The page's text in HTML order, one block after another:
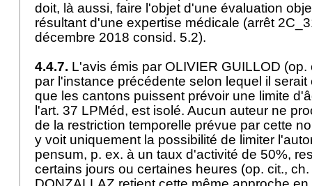
doit, là aussi, faire l'objet d'une évaluation
résultant d'une expertise médicale (arrêt
décembre 2018 consid. 5.2).
4.4.7. L'avis émis par OLIVIER GUILLOD (op.
par l'instance précédente selon lequel il
que les cantons puissent prévoir une limite
l'art. 37 LPMéd, est isolé. Aucun auteur ne
de la restriction temporelle prévue par cette
y voit uniquement la possibilité de limiter
pensum, p. ex. à un taux d'activité de 50%,
certains jours ou certaines heures (op. cit.,